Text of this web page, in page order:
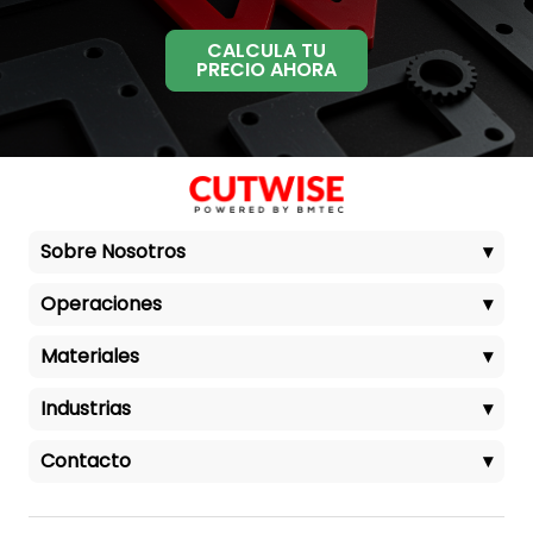
CALCULA TU
PRECIO AHORA
Sobre Nosotros
▾
Operaciones
▾
Materiales
▾
Industrias
▾
Contacto
▾